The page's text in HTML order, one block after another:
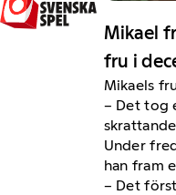
Mikael
fru i
Mikaels
– Det tog
Under
han fram
– Det